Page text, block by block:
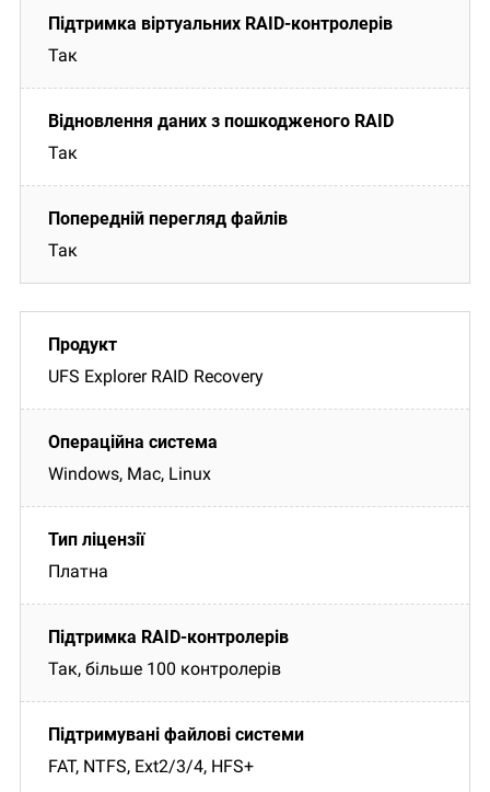
Так
Так
Так
UFS Explorer RAID Recovery
Windows, Mac, Linux
Платна
Так, більше 100 контролерів
FAT, NTFS, Ext2/3/4, HFS+